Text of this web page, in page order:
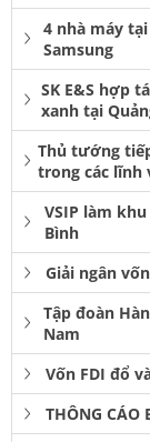
4 nhà máy
Samsung
SK E&S hợp
xanh tại
Thủ tướng
trong các
VSIP làm
Bình
Giải ngân
Tập đoàn
Nam
Vốn FDI đổ
THÔNG CÁO